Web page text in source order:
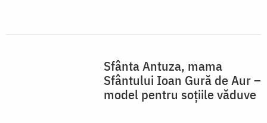
Sfânta Antuza, mama
Sfântului Ioan Gură de Aur –
model pentru soțiile văduve